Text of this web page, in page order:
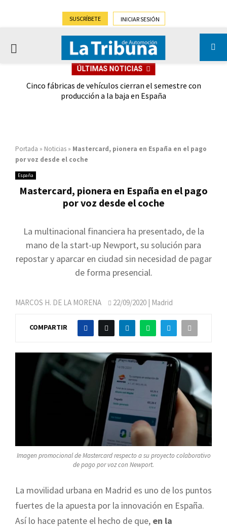
SUSCRÍBETE INICIAR SESIÓN
PRIMARY
ÚLTIMAS NOTICIAS
Cinco fábricas de vehículos cierran el semestre con
producción a la baja en España
Portada » Noticias » Mastercard, pionera en España en el pago
por voz desde el coche
España
Mastercard, pionera en España en el pago
por voz desde el coche
La multinacional financiera ha presentado, de la
mano de la start-up Newport, su solución para
repostar y aparcar en ciudad sin necesidad de pagar
de forma presencial.
MARCOS H. DE LA MORENA 22/09/2020 | Madrid
COMPARTIR
Imagen promocional de Mastercard respecto a su proyecto colaborativo
de pago por voz con Newport.
La movilidad urbana en Madrid es uno de los puntos
fuertes de la apuesta por la innovación en España.
Así lo hace patente el hecho de que, en la